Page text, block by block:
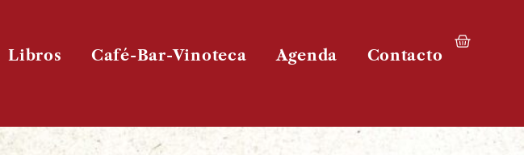
Libros Café-Bar-Vinoteca Agenda Contacto